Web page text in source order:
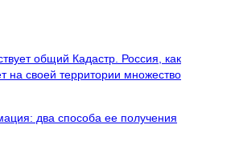
общий Кадастр. Россия, как
на своей территории множество